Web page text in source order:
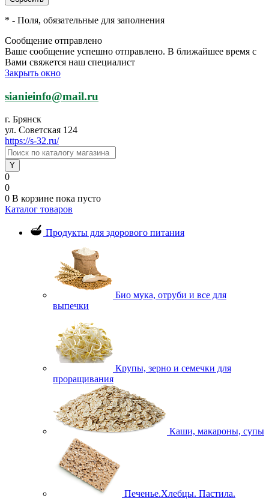
* - Поля, обязательные для заполнения
Сообщение отправлено
Ваше сообщение успешно отправлено. В ближайшее время с
Вами свяжется наш специалист
Закрыть окно
sianieinfo@mail.ru
г. Брянск
ул. Советская 124
https://s-32.ru/
0
0
0 В корзине пока пусто
Каталог товаров
Продукты для здорового питания
Био мука, отруби и все для
выпечки
Крупы, зерно и семечки для
проращивания
Каши, макароны, супы
Печенье.Хлебцы. Пастила.